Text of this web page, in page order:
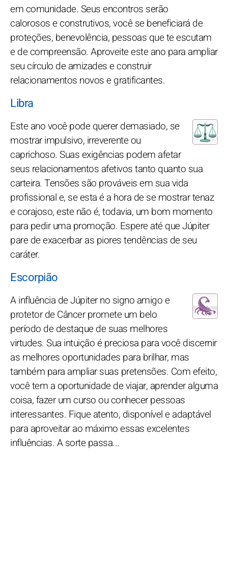
em comunidade. Seus encontros serão
calorosos e construtivos, você se beneficiará de
proteções, benevolência, pessoas que te escutam
e de compreensão. Aproveite este ano para ampliar
seu círculo de amizades e construir
relacionamentos novos e gratificantes.
Libra
Este ano você pode querer demasiado, se
mostrar impulsivo, irreverente ou
caprichoso. Suas exigências podem afetar
seus relacionamentos afetivos tanto quanto sua
carteira. Tensões são prováveis em sua vida
profissional e, se esta é a hora de se mostrar tenaz
e corajoso, este não é, todavia, um bom momento
para pedir uma promoção. Espere até que Júpiter
pare de exacerbar as piores tendências de seu
caráter.
Escorpião
A influência de Júpiter no signo amigo e
protetor de Câncer promete um belo
período de destaque de suas melhores
virtudes. Sua intuição é preciosa para você discernir
as melhores oportunidades para brilhar, mas
também para ampliar suas pretensões. Com efeito,
você tem a oportunidade de viajar, aprender alguma
coisa, fazer um curso ou conhecer pessoas
interessantes. Fique atento, disponível e adaptável
para aproveitar ao máximo essas excelentes
influências. A sorte passa...